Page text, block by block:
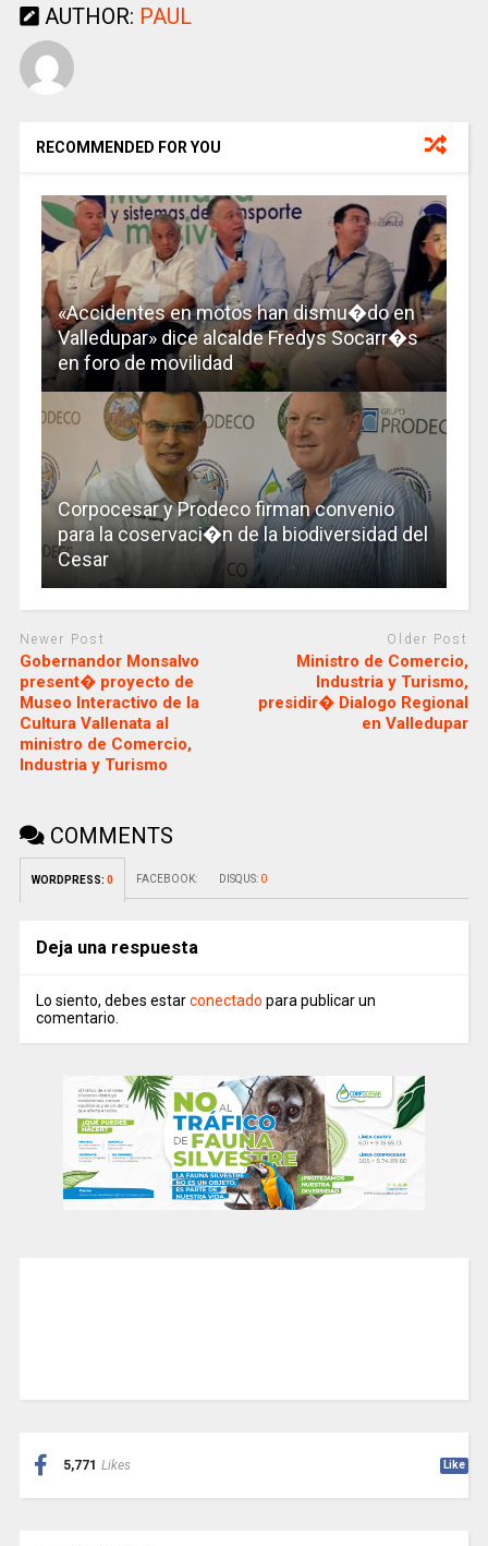
AUTHOR: PAUL
RECOMMENDED FOR YOU
«Accidentes en motos han dismu�do en
Valledupar» dice alcalde Fredys Socarr�s
en foro de movilidad
Corpocesar y Prodeco firman convenio
para la coservaci�n de la biodiversidad del
Cesar
Newer Post
Gobernandor Monsalvo
present� proyecto de
Museo Interactivo de la
Cultura Vallenata al
ministro de Comercio,
Industria y Turismo
Older Post
Ministro de Comercio,
Industria y Turismo,
presidir� Dialogo Regional
en Valledupar
COMMENTS
WORDPRESS: 0 FACEBOOK: DISQUS: 0
Deja una respuesta
Lo siento, debes estarconectado para publicar un
comentario.
5,771 Likes Like